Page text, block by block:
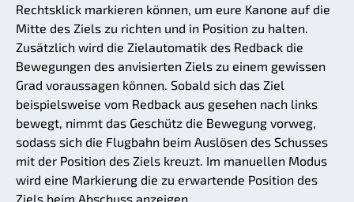
Rechtsklick markieren können, um eure Kanone auf die
Mitte des Ziels zu richten und in Position zu halten.
Zusätzlich wird die Zielautomatik des Redback die
Bewegungen des anvisierten Ziels zu einem gewissen
Grad voraussagen können. Sobald sich das Ziel
beispielsweise vom Redback aus gesehen nach links
bewegt, nimmt das Geschütz die Bewegung vorweg,
sodass sich die Flugbahn beim Auslösen des Schusses
mit der Position des Ziels kreuzt. Im manuellen Modus
wird eine Markierung die zu erwartende Position des
Ziels beim Abschuss anzeigen.